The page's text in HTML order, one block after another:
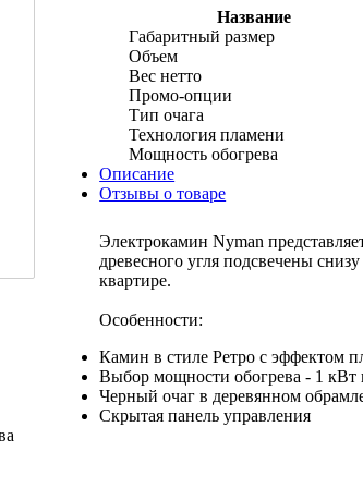
Название
Габаритный размер
Объем
Вес нетто
Промо-опции
Тип очага
Технология пламени
Мощность обогрева
Описание
Отзывы о товаре
Электрокамин Nyman
древесного угля подсвечены
квартире.
Особенности:
Камин в стиле Ретро с эффектом
Выбор мощности обогрева - 1 кВт
Черный очаг в деревянном
Скрытая панель управления